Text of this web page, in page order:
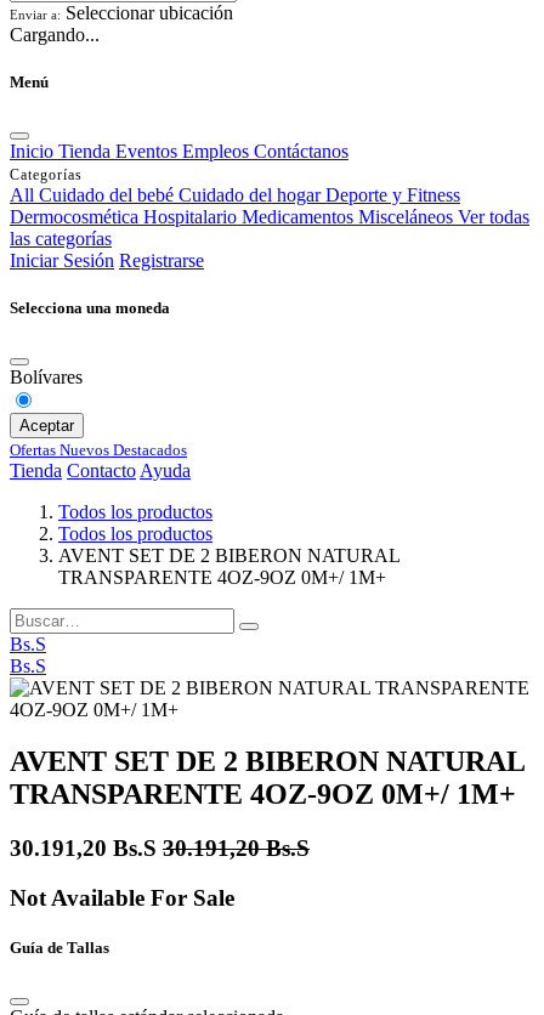
Enviar a: Seleccionar ubicación
Cargando...
Menú
Inicio Tienda Eventos Empleos Contáctanos
Categorías
All Cuidado del bebé Cuidado del hogar Deporte y Fitness
Dermocosmética Hospitalario Medicamentos Misceláneos Ver todas
las categorías
Iniciar Sesión Registrarse
Selecciona una moneda
Bolívares
Aceptar
Ofertas Nuevos Destacados
Tienda Contacto Ayuda
Todos los productos
Todos los productos
AVENT SET DE 2 BIBERON NATURAL
TRANSPARENTE 4OZ-9OZ 0M+/ 1M+
Bs.S
Bs.S
AVENT SET DE 2 BIBERON NATURAL
TRANSPARENTE 4OZ-9OZ 0M+/ 1M+
30.191,20 Bs.S 30.191,20Bs.S
Not Available For Sale
Guía de Tallas